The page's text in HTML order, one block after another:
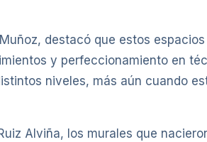
destacó que estos
y perfeccionamiento en
niveles, más aún cuando
Alviña, los murales que